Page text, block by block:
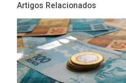
Artigos Relacionados